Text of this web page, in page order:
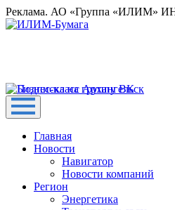
Реклама. АО «Группа «ИЛИМ»
Главная
Новости
Навигатор
Новости компаний
Регион
Энергетика